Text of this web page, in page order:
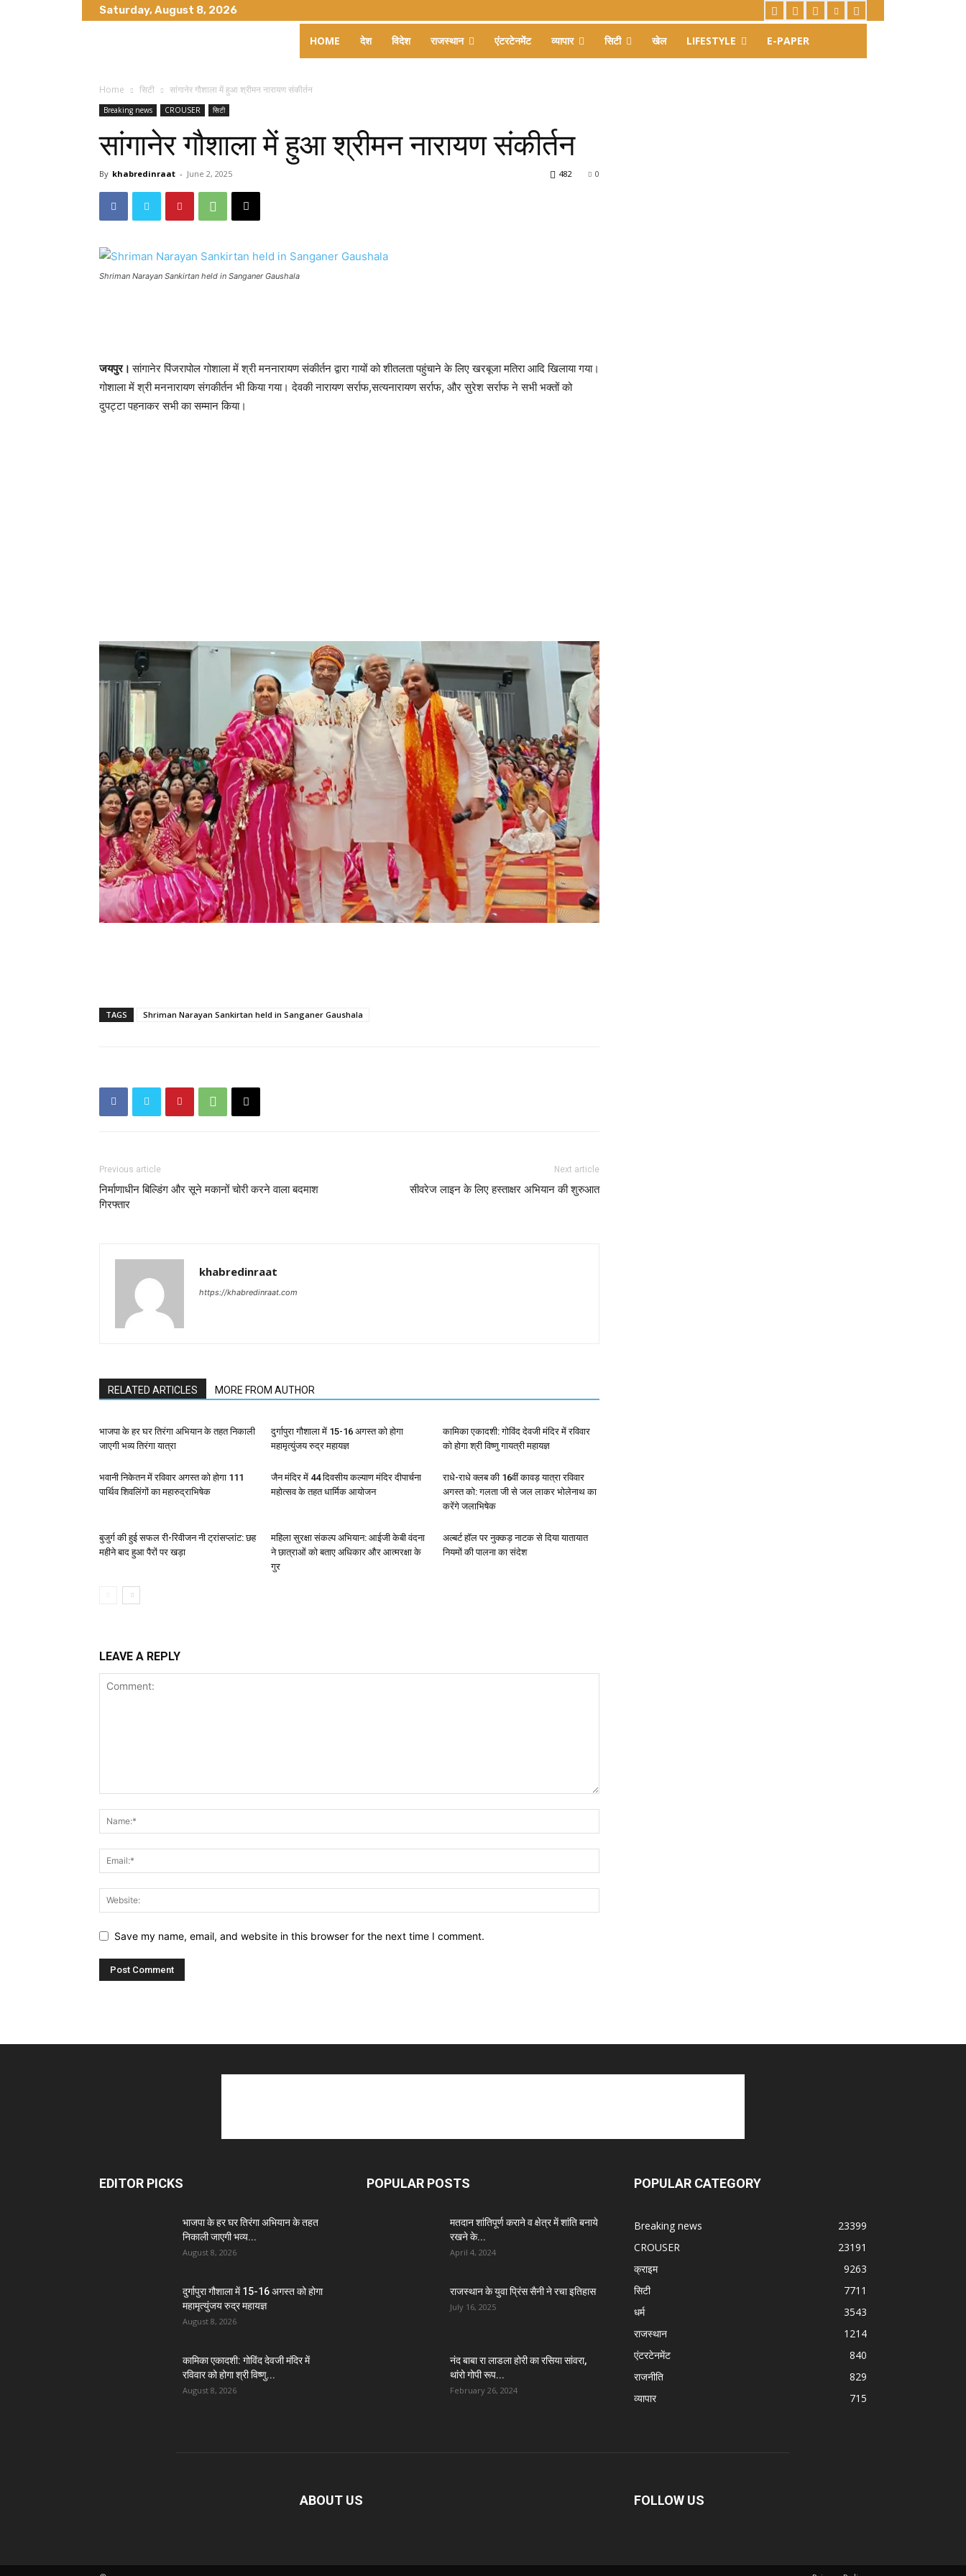
Saturday, August 8, 2026
HOME देश विदेश राजस्थान एंटरटेनमेंट व्यापार सिटी खेल LIFESTYLE E-PAPER
Home सिटी सांगानेर गौशाला में हुआ श्रीमन नारायण संकीर्तन
Breaking news CROUSER सिटी
सांगानेर गौशाला में हुआ श्रीमन नारायण संकीर्तन
By khabredinraat - June 2, 2025 0
482
Shriman Narayan Sankirtan held in Sanganer Gaushala
जयपुर।सांगानेर पिंजरापोल गोशाला में श्री मननारायण संकीर्तन द्वारा गायों को शीतलता पहुंचाने के लिए खरबूजा मतिरा आदि खिलाया गया।
गोशाला में श्री मननारायण संगकीर्तन भी किया गया। देवकी नारायण सर्राफ,सत्यनारायण सर्राफ, और सुरेश सर्राफ ने सभी भक्तों को
दुपट्टा पहनाकर सभी का सम्मान किया।
TAGS Shriman Narayan Sankirtan held in Sanganer Gaushala
Previous article
निर्माणाधीन बिल्डिंग और सूने मकानों चोरी करने वाला बदमाश
गिरफ्तार
Next article
सीवरेज लाइन के लिए हस्ताक्षर अभियान की शुरुआत
khabredinraat
https://khabredinraat.com
RELATED ARTICLES MORE FROM AUTHOR
भाजपा के हर घर तिरंगा अभियान के तहत निकाली
जाएगी भव्य तिरंगा यात्रा
दुर्गापुरा गौशाला में 15-16 अगस्त को होगा
महामृत्युंजय रुद्र महायज्ञ
कामिका एकादशी: गोविंद देवजी मंदिर में रविवार
को होगा श्री विष्णु गायत्री महायज्ञ
भवानी निकेतन में रविवार अगस्त को होगा 111
पार्थिव शिवलिंगों का महारुद्राभिषेक
जैन मंदिर में 44 दिवसीय कल्याण मंदिर दीपार्चना
महोत्सव के तहत धार्मिक आयोजन
राधे-राधे क्लब की 16वीं कावड़ यात्रा रविवार
अगस्त को: गलता जी से जल लाकर भोलेनाथ का
करेंगे जलाभिषेक
बुजुर्ग की हुई सफल री-रिवीजन नी ट्रांसप्लांट: छह
महीने बाद हुआ पैरों पर खड़ा
महिला सुरक्षा संकल्प अभियान: आईजी केबी वंदना
ने छात्राओं को बताए अधिकार और आत्मरक्षा के
गुर
अल्बर्ट हॉल पर नुक्कड़ नाटक से दिया यातायात
नियमों की पालना का संदेश
LEAVE A REPLY
Save my name, email, and website in this browser for the next time I comment.
EDITOR PICKS
भाजपा के हर घर तिरंगा अभियान के तहत
निकाली जाएगी भव्य...
August 8, 2026
दुर्गापुरा गौशाला में 15-16 अगस्त को होगा
महामृत्युंजय रुद्र महायज्ञ
August 8, 2026
कामिका एकादशी: गोविंद देवजी मंदिर में
रविवार को होगा श्री विष्णु...
August 8, 2026
POPULAR POSTS
मतदान शांतिपूर्ण कराने व क्षेत्र में शांति बनाये
रखने के...
April 4, 2024
राजस्थान के युवा प्रिंस सैनी ने रचा इतिहास
July 16, 2025
नंद बाबा रा लाडला होरी का रसिया सांवरा,
थांरो गोपी रूप...
February 26, 2024
POPULAR CATEGORY
Breaking news
23399
CROUSER
23191
क्राइम
9263
सिटी
7711
धर्म
3543
राजस्थान
1214
एंटरटेनमेंट
840
राजनीति
829
व्यापार
715
ABOUT US FOLLOW US